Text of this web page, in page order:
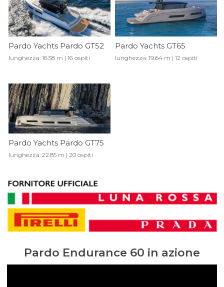
Pardo Yachts Pardo GT52
lunghezza: 16.58 m | 16 ospiti
Pardo Yachts GT65
lunghezza: 19.64 m | 12 ospiti
Pardo Yachts Pardo GT75
lunghezza: 22.85 m | 20 ospiti
Pardo Endurance 60 in azione